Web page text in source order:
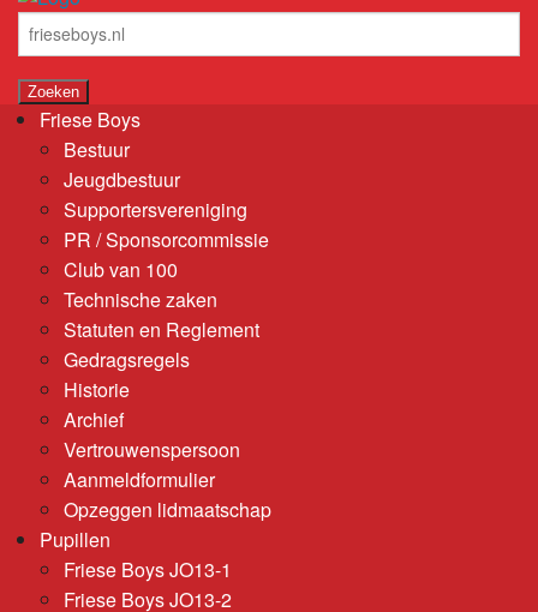
Friese Boys
Bestuur
Jeugdbestuur
Supportersvereniging
PR / Sponsorcommissie
Club van 100
Technische zaken
Statuten en Reglement
Gedragsregels
Historie
Archief
Vertrouwenspersoon
Aanmeldformulier
Opzeggen lidmaatschap
Pupillen
Friese Boys JO13-1
Friese Boys JO13-2